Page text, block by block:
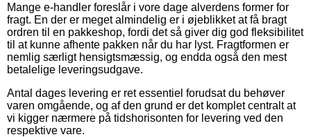
Mange e-handler foreslår i vore dage alverdens former for
fragt. En der er meget almindelig er i øjeblikket at få bragt
ordren til en pakkeshop, fordi det så giver dig god fleksibilitet
til at kunne afhente pakken når du har lyst. Fragtformen er
nemlig særligt hensigtsmæssig, og endda også den mest
betalelige leveringsudgave.
Antal dages levering er ret essentiel forudsat du behøver
varen omgående, og af den grund er det komplet centralt at
vi kigger nærmere på tidshorisonten for levering ved den
respektive vare.